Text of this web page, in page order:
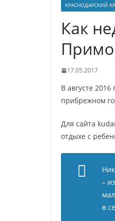
КРАСНОДАРСКИЙ
Как
17.05.2017
В августе
прибрежном
Для сайта
отдыхе с
–
в